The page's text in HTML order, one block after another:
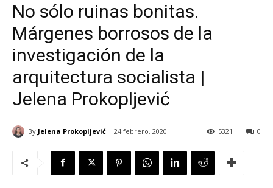
No sólo ruinas bonitas.
Márgenes borrosos de la
investigación de la
arquitectura socialista |
Jelena Prokopljević
By Jelena Prokopljević 24 febrero, 2020 0
5321